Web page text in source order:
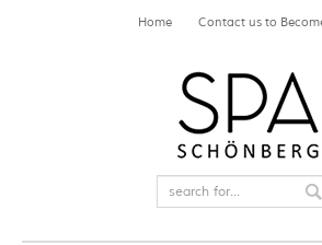
Home Contact us to